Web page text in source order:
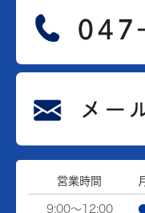
営業時間
9:00～12:00